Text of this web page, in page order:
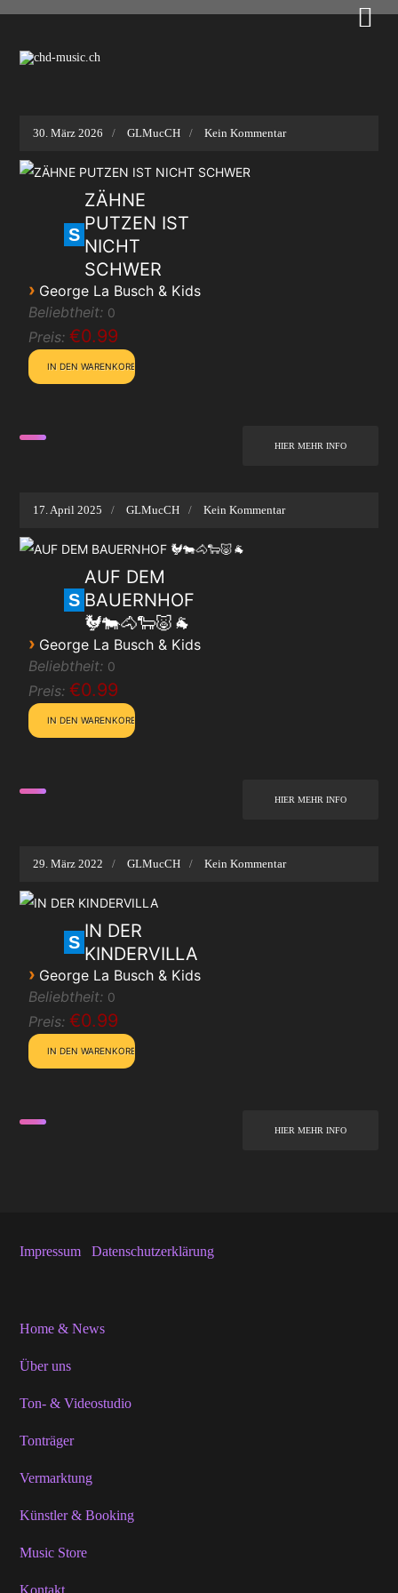

30. März 2026 GLMucCH Kein Kommentar
S
ZÄHNE
PUTZEN IST
NICHT
SCHWER
› George La Busch & Kids
Beliebtheit: 0
Preis: €0.99
HIER MEHR INFO
17. April 2025 GLMucCH Kein Kommentar
S
AUF DEM
BAUERNHOF
🐓🐄🐴🐑🐷🐐
› George La Busch & Kids
Beliebtheit: 0
Preis: €0.99
HIER MEHR INFO
29. März 2022 GLMucCH Kein Kommentar
S
IN DER
KINDERVILLA
› George La Busch & Kids
Beliebtheit: 0
Preis: €0.99
HIER MEHR INFO
Impressum Datenschutzerklärung
Home & News
Über uns
Ton- & Videostudio
Tonträger
Vermarktung
Künstler & Booking
Music Store